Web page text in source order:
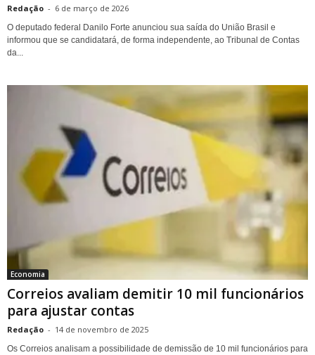
Redação - 6 de março de 2026
O deputado federal Danilo Forte anunciou sua saída do União Brasil e
informou que se candidatará, de forma independente, ao Tribunal de Contas
da...
Economia
Correios avaliam demitir 10 mil funcionários
para ajustar contas
Redação - 14 de novembro de 2025
Os Correios analisam a possibilidade de demissão de 10 mil funcionários para